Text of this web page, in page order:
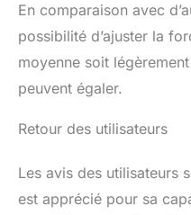
En comparaison avec
possibilité d’ajuster la
moyenne soit
peuvent égaler.
Retour des utilisateurs
Les avis des utilisateurs
est apprécié pour sa